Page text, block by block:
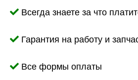
Всегда знаете за что
Гарантия на работу и
Все формы оплаты